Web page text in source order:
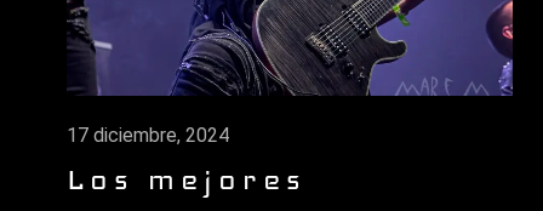
17 diciembre, 2024
Los mejores